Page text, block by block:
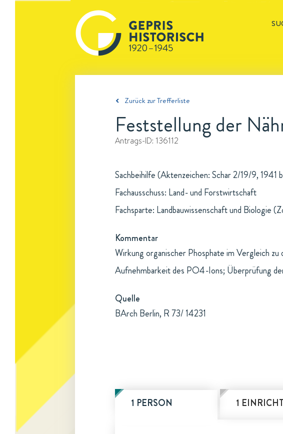
Zurück zur Trefferliste
Feststellung der
Antrags-ID: 136112
Sachbeihilfe (Aktenzeichen: Schar 2/19/9, 1941
Fachausschuss: Land- und Forstwirtschaft
Fachsparte: Landbauwissenschaft und Biologie
Kommentar
Wirkung organischer Phosphate im Vergleich
Aufnehmbarkeit des PO4-Ions; Überprüfung
Quelle
BArch Berlin, R 73/ 14231
1 PERSON 1